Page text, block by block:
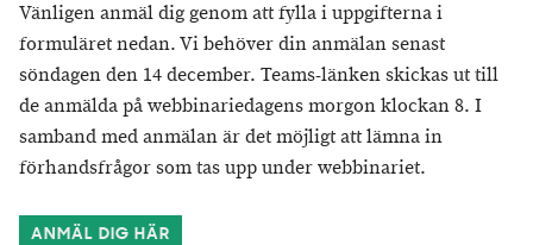
Vänligen anmäl dig genom att fylla i uppgifterna i
formuläret nedan. Vi behöver din anmälan senast
söndagen den 14 december. Teams-länken skickas ut till
de anmälda på webbinariedagens morgon klockan 8. I
samband med anmälan är det möjligt att lämna in
förhandsfrågor som tas upp under webbinariet.
ANMÄL DIG HÄR